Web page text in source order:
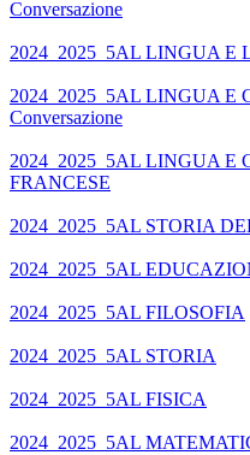
Conversazione
2024_2025_5AL LINGUA
2024_2025_5AL LINGUA E
Conversazione
2024_2025_5AL LINGUA E
FRANCESE
2024_2025_5AL STORIA
2024_2025_5AL
2024_2025_5AL FILOSOFIA
2024_2025_5AL STORIA
2024_2025_5AL FISICA
2024_2025_5AL